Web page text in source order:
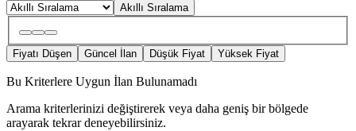
Akıllı Sıralama
Fiyatı Düşen Güncel İlan Düşük Fiyat Yüksek Fiyat
Bu Kriterlere Uygun İlan Bulunamadı
Arama kriterlerinizi değiştirerek veya daha geniş bir bölgede
arayarak tekrar deneyebilirsiniz.